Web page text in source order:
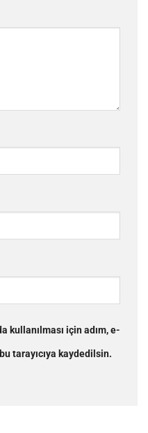
kullanılması için adım, e-
tarayıcıya kaydedilsin.